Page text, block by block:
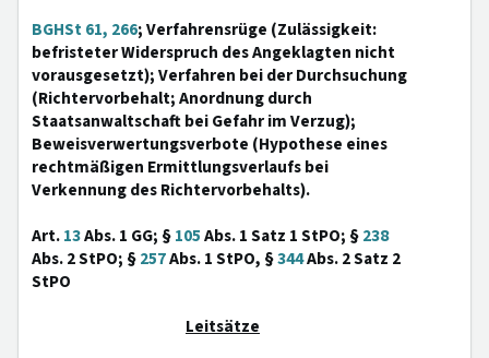
BGHSt 61, 266; Verfahrensrüge (Zulässigkeit:
befristeter Widerspruch des Angeklagten nicht
vorausgesetzt); Verfahren bei der Durchsuchung
(Richtervorbehalt; Anordnung durch
Staatsanwaltschaft bei Gefahr im Verzug);
Beweisverwertungsverbote (Hypothese eines
rechtmäßigen Ermittlungsverlaufs bei
Verkennung des Richtervorbehalts).
Art.13Abs. 1 GG; §105Abs. 1 Satz 1 StPO; §238
Abs. 2 StPO; §257Abs. 1 StPO, §344Abs. 2 Satz 2
StPO
Leitsätze